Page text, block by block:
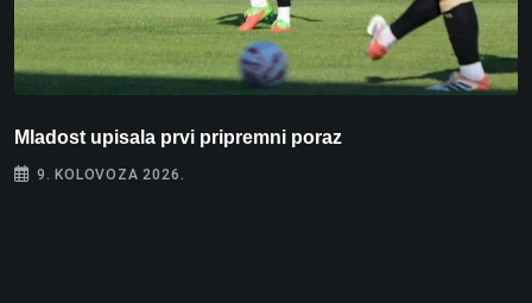
Mladost upisala prvi pripremni poraz
9. KOLOVOZA 2026.